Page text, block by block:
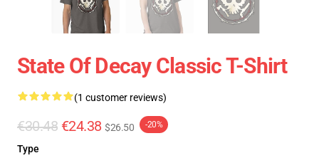
State Of Decay Classic T-Shirt
(1 customer reviews)
€30.48 €24.38 $26.50 -20%
Type